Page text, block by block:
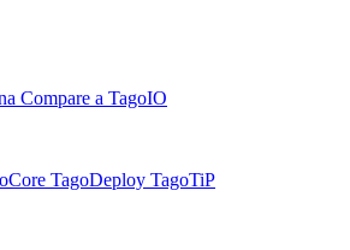
Compare a TagoIO
TagoDeploy TagoTiP